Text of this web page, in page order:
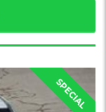
SPECIAL